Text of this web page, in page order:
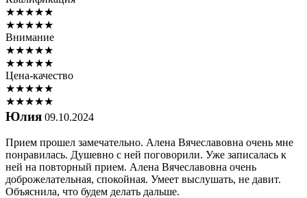
★★★★★
★★★★★
Внимание
★★★★★
★★★★★
Цена-качество
★★★★★
★★★★★
Юлия 09.10.2024
Прием прошел замечательно. Алена Вячеславовна очень мне
понравилась. Душевно с ней поговорили. Уже записалась к
ней на повторный прием. Алена Вячеславовна очень
доброжелательная, спокойная. Умеет выслушать, не давит.
Объяснила, что будем делать дальше.